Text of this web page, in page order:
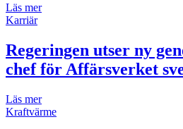
Läs mer
Karriär
Regeringen utser ny
chef för Affärsverket
Läs mer
Kraftvärme